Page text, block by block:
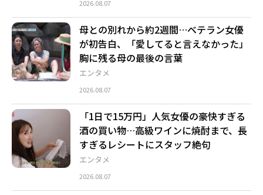
2026.08.07
エンタメ
母との別れから約2週間…ベテラン女優
が初告白、「愛してると言えなかった」
胸に残る母の最後の言葉
2026.08.07
エンタメ
「1日で15万円」人気女優の豪快すぎる
酒の買い物…高級ワインに焼酎まで、長
すぎるレシートにスタッフ絶句
2026.08.07